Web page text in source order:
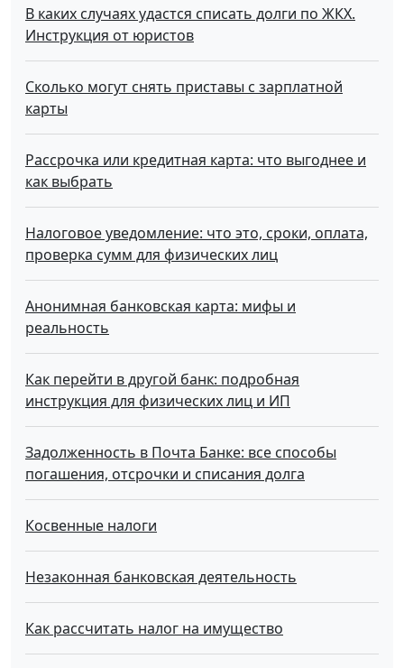
В каких случаях удастся списать долги по ЖКХ.
Инструкция от юристов
Сколько могут снять приставы с зарплатной
карты
Рассрочка или кредитная карта: что выгоднее и
как выбрать
Налоговое уведомление: что это, сроки, оплата,
проверка сумм для физических лиц
Анонимная банковская карта: мифы и
реальность
Как перейти в другой банк: подробная
инструкция для физических лиц и ИП
Задолженность в Почта Банке: все способы
погашения, отсрочки и списания долга
Косвенные налоги
Незаконная банковская деятельность
Как рассчитать налог на имущество